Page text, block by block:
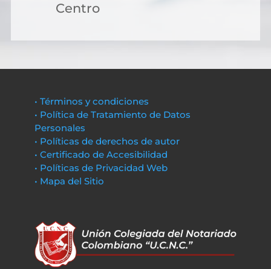
Centro
• Términos y condiciones
• Política de Tratamiento de Datos
Personales
• Políticas de derechos de autor
• Certificado de Accesibilidad
• Políticas de Privacidad Web
• Mapa del Sitio